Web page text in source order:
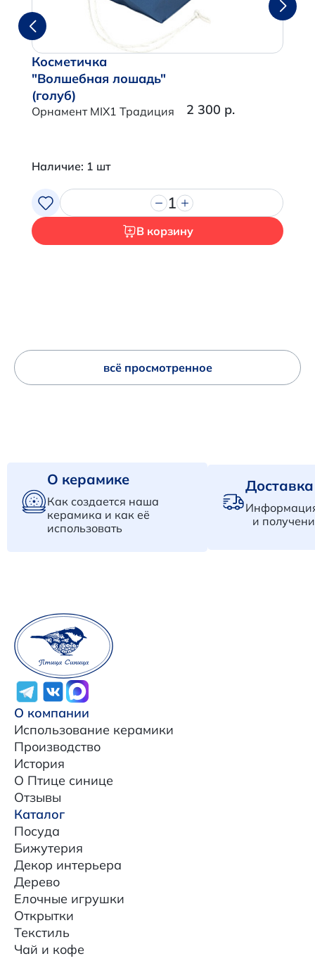
Косметичка
"Волшебная лошадь"
(голуб)
Орнамент MIX1 Традиция 2 300 р.
Наличие: 1 шт
1
В корзину
всё просмотренное
О керамике
Как создается наша
керамика и как её
использовать
и
О компании
Использование керамики
Производство
История
О Птице синице
Отзывы
Каталог
Посуда
Бижутерия
Декор интерьера
Дерево
Елочные игрушки
Открытки
Текстиль
Чай и кофе